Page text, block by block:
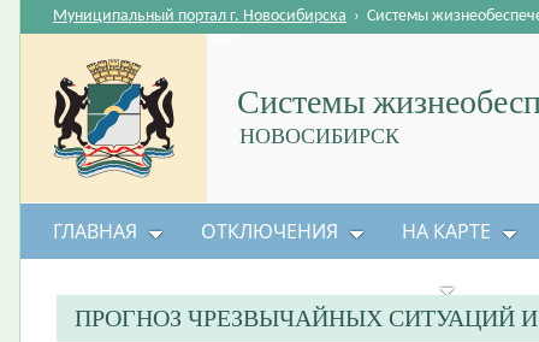
Системы
НОВОСИБИРСК
Муниципальный портал г. Новосибирска › Системы
ГЛАВНАЯ ОТКЛЮЧЕНИЯ НА КАРТЕ
ПРОГНОЗ ЧРЕЗВЫЧАЙНЫХ СИТУАЦИЙ